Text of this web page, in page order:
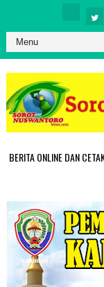
BERITA ONLINE DAN